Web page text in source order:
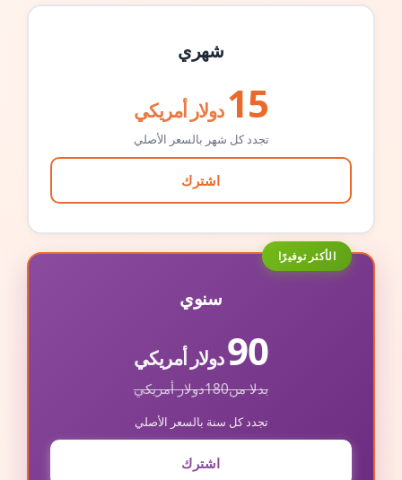
شهري
15 دولار أمريكي
تجدد كل شهر بالسعر الأصلي
اشترك
الأكثر توفيرًا
سنوي
90دولار أمريكي
بدلا من180دولار أمريكي
تجدد كل سنة بالسعر الأصلي
اشترك